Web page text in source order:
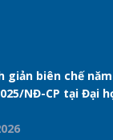
giản biên chế
NĐ-CP tại Đại